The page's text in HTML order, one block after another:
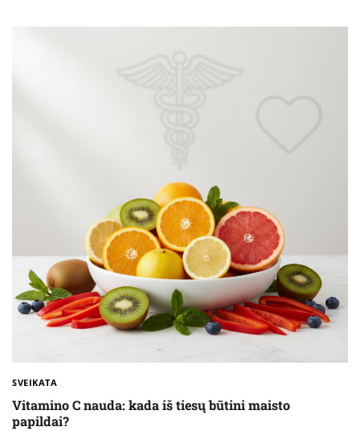
SVEIKATA
Vitamino C nauda: kada iš tiesų būtini maisto
papildai?